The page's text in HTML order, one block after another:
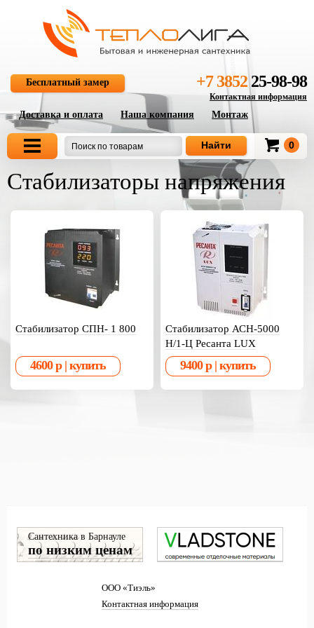
Бесплатный замер +7 385225-98-98
Контактная информация
Доставка и оплата Наша компания Монтаж
0
Стабилизаторы напряжения
Стабилизатор СПН- 1 800
Стабилизатор АСН-5000
Н/1-Ц Ресанта LUX
ООО «Тиэль»
Контактная информация
Сантехника в Барнауле
по низким ценам